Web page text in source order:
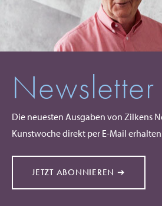
Newsletter
Die neuesten Ausgaben von Zilkens
Kunstwoche direkt per E-Mail
JETZT ABONNIEREN ➔